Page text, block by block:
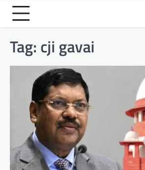
Tag: cji gavai